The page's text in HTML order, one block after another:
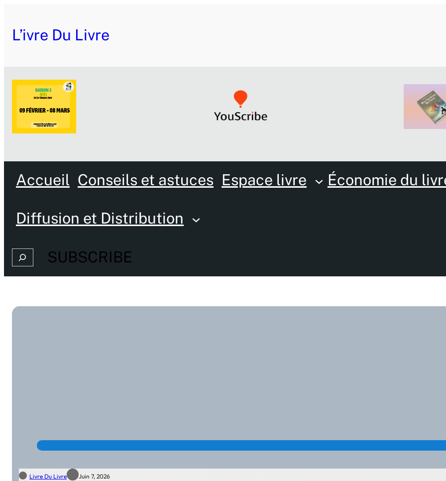
L’ivre Du Livre
Accueil Conseils et astuces Espace livre Économie du
Diffusion et Distribution
SearchSUBSCRIBE
Livre Du Livre Juin 7, 2026